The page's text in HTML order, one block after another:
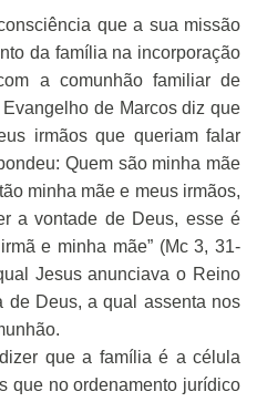
que a sua missão
da família na incorporação
a comunhão familiar de
de Marcos diz que
irmãos que queriam falar
Quem são minha mãe
minha mãe e meus irmãos,
a vontade de Deus, esse é
e minha mãe” (Mc 3, 31-
Jesus anunciava o Reino
de Deus, a qual assenta nos
que a família é a célula
que no ordenamento jurídico